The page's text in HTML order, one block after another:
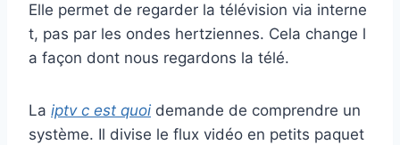
Elle permet de regarder la télévision via interne
t, pas par les ondes hertziennes. Cela change l
a façon dont nous regardons la télé.
La iptv c est quoi demande de comprendre un
système. Il divise le flux vidéo en petits paquet